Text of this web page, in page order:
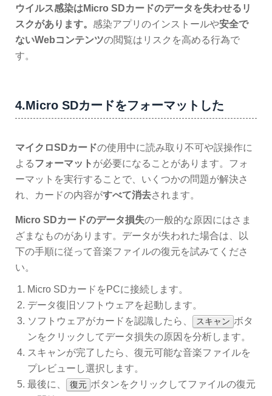
ウイルス感染はMicro SDカードのデータを失わせるリ
スクがあります。 感染アプリのインストールや安全で
ないWebコンテンツの閲覧はリスクを高める行為で
す。
4.Micro SDカードをフォーマットした
マイクロSDカードの使用中に読み取り不可や誤操作に
よるフォーマット が必要になることがあります。フォ
ーマットを実行することで、いくつかの問題が解決さ
れ、カードの内容がすべて消去されます。
Micro SDカードのデータ損失の一般的な原因にはさま
ざまなものがあります。データが失われた場合は、以
下の手順に従って音楽ファイルの復元を試みてくださ
い。
Micro SDカードをPCに接続します。
データ復旧ソフトウェアを起動します。
ソフトウェアがカードを認識したら、
スキャン ボタ
ンをクリックしてデータ損失の原因を分析します。
スキャンが完了したら、復元可能な音楽ファイルを
プレビューし選択します。
最後に、
復元 ボタンをクリックしてファイルの復元